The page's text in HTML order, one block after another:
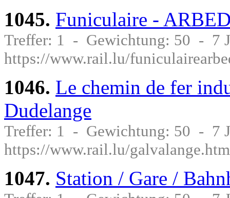
1045. Funiculaire -
Treffer: 1 - Gewichtung: 50 - 7
https://www.rail.lu/
1046. Le chemin de fer
Dudelange
Treffer: 1 - Gewichtung: 50 - 7
https://www.rail.lu/
1047. Station / Gare /